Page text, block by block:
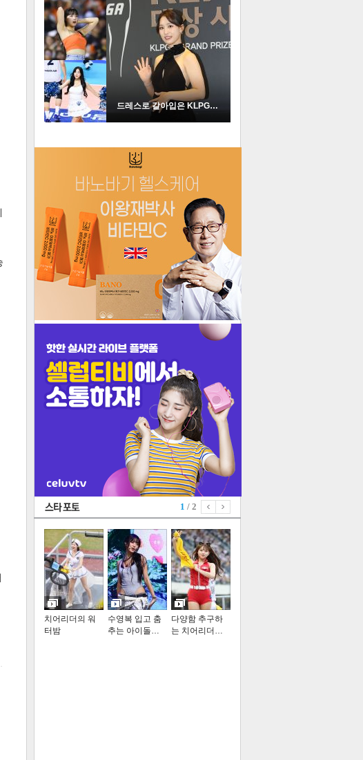
많이 본 뉴스
연예
스포츠 포토
2
더보기
인기포토
드레스로 갈아입은 KLPGA …
1 / 2
치어리더의 워
터밤
수영복 입고 춤
추는 아이돌…
다양함 추구하
는 치어리더…